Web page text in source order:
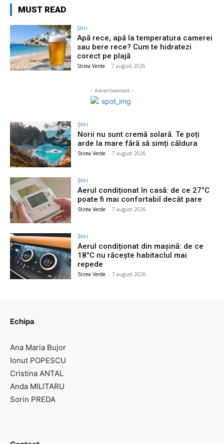
MUST READ
Știri
Apă rece, apă la temperatura camerei
sau bere rece? Cum te hidratezi
corect pe plajă
Stirea Verde - 7 august 2026
- Advertisement -
Știri
Norii nu sunt cremă solară. Te poți
arde la mare fără să simți căldura
Stirea Verde - 7 august 2026
Știri
Aerul condiționat în casă: de ce 27°C
poate fi mai confortabil decât pare
Stirea Verde - 7 august 2026
Știri
Aerul condiționat din mașină: de ce
18°C nu răcește habitaclul mai
repede
Stirea Verde - 7 august 2026
Echipa
Ana Maria Bujor
Ionut POPESCU
Cristina ANTAL
Anda MILITARU
Sorin PREDA